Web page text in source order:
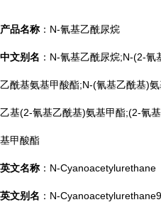
产品名称 ：N-氰基乙酰尿烷
中文别名 ：N-氰基乙酰尿烷;N-(2-
乙酰基氨基甲酸酯;N-(氰基乙酰基)
乙基(2-氰基乙酰基)氨基甲酯;(2-氰
基甲酸酯
英文名称 ：N-Cyanoacetylurethane
英文别名 ：N-